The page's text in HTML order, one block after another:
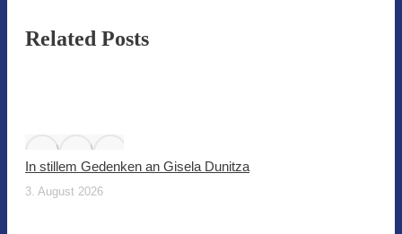
Related Posts
In stillem Gedenken an Gisela Dunitza
3. August 2026